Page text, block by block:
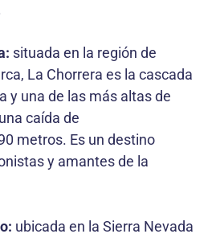
situada en la región de
La Chorrera es la cascada
y una de las más altas de
caída de
metros. Es un destino
y amantes de la
ubicada en la Sierra Nevada